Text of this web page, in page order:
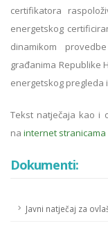
certifikatora
energetskog
dinamikom
građanima Republike
energetskog pregleda
Tekst natječaja kao i
na internet stranicama
Dokumenti:
Javni natječaj za